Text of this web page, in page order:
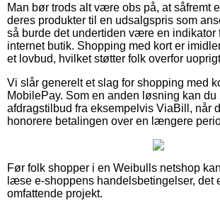
Man bør trods alt være obs på, at såfremt
deres produkter til en udsalgspris som
så burde det undertiden være en indikator
internet butik. Shopping med kort er
et lovbud, hvilket støtter folk overfor
Vi slår generelt et slag for shopping med
MobilePay. Som en anden løsning kan du
afdragstilbud fra eksempelvis ViaBill, når
honorere betalingen over en længere
Før folk shopper i en Weibulls netshop
læse e-shoppens handelsbetingelser, det
omfattende projekt.